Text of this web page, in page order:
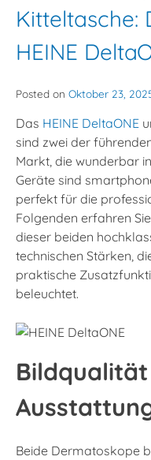
Kitteltasche:
HEINE
Posted on Oktober 23,
Das HEINE DeltaONE
sind zwei der
Markt, die wunderbar
Geräte sind
perfekt für die
Folgenden erfahren
dieser beiden
technischen Stärken,
praktische
beleuchtet.
Beide Dermatoskope